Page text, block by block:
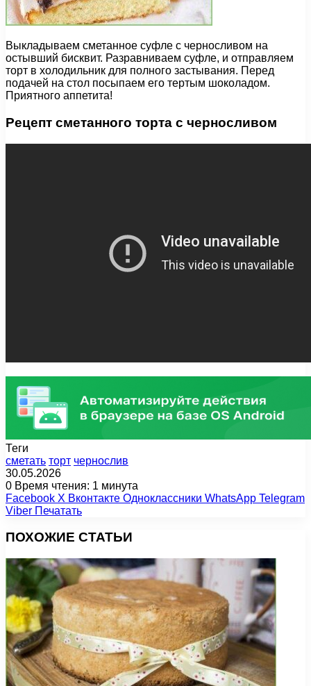
Выкладываем сметанное суфле с черносливом на
остывший бисквит. Разравниваем суфле, и отправляем
торт в холодильник для полного застывания. Перед
подачей на стол посыпаем его тертым шоколадом.
Приятного аппетита!
Рецепт сметанного торта с черносливом
Теги
сметать торт чернослив
30.05.2026
0 Время чтения: 1 минута
Facebook X Вконтакте Одноклассники WhatsApp Telegram
Viber Печатать
ПОХОЖИЕ СТАТЬИ